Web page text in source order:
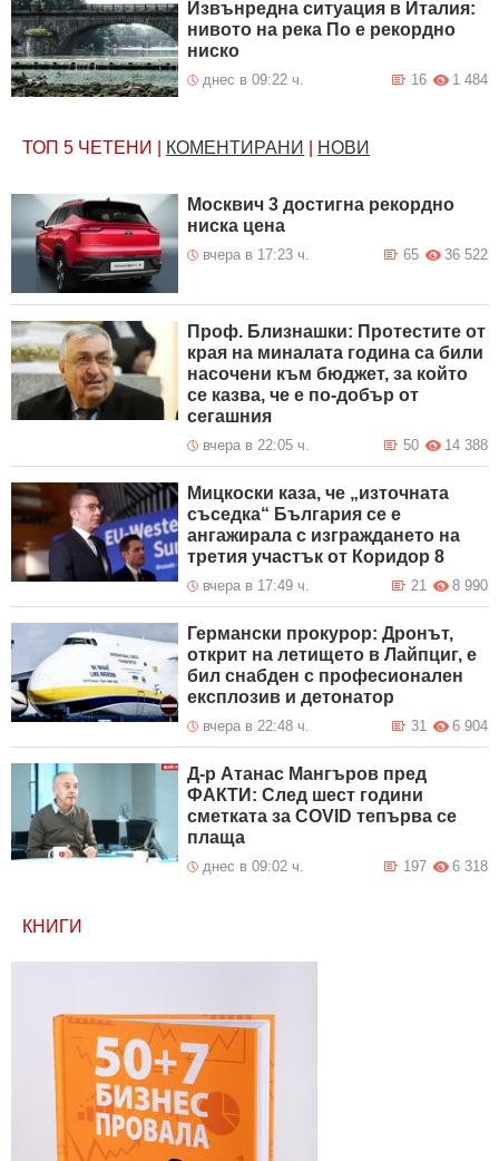
Извънредна ситуация в Италия:
нивото на река По е рекордно
ниско
днес в 09:22 ч. 1 484
16
ТОП 5 ЧЕТЕНИ КОМЕНТИРАНИ НОВИ
Москвич 3 достигна рекордно
ниска цена
вчера в 17:23 ч. 36 522
65
Проф. Близнашки: Протестите от
края на миналата година са били
насочени към бюджет, за който
се казва, че е по-добър от
сегашния
вчера в 22:05 ч. 14 388
50
Мицкоски каза, че „източната
съседка“ България се е
ангажирала с изграждането на
третия участък от Коридор 8
вчера в 17:49 ч. 8 990
21
Германски прокурор: Дронът,
открит на летището в Лайпциг, е
бил снабден с професионален
експлозив и детонатор
вчера в 22:48 ч. 6 904
31
Д-р Атанас Мангъров пред
ФАКТИ: След шест години
сметката за COVID тепърва се
плаща
днес в 09:02 ч. 6 318
197
КНИГИ